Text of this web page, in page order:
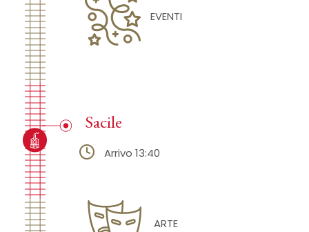
EVENTI
ARTE
Sacile
Arrivo 13:40